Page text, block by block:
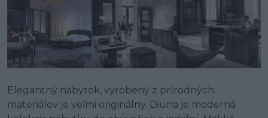
Elegantný nábytok, vyrobený z prírodných
materiálov je veľmi originálny. Diuna je moderná